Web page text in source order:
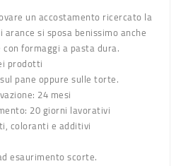
un accostamento ricercato la
si sposa benissimo anche
formaggi a pasta dura.
prodotti
pane oppure sulle torte.
24 mesi
20 giorni lavorativi
coloranti e additivi
esaurimento scorte.